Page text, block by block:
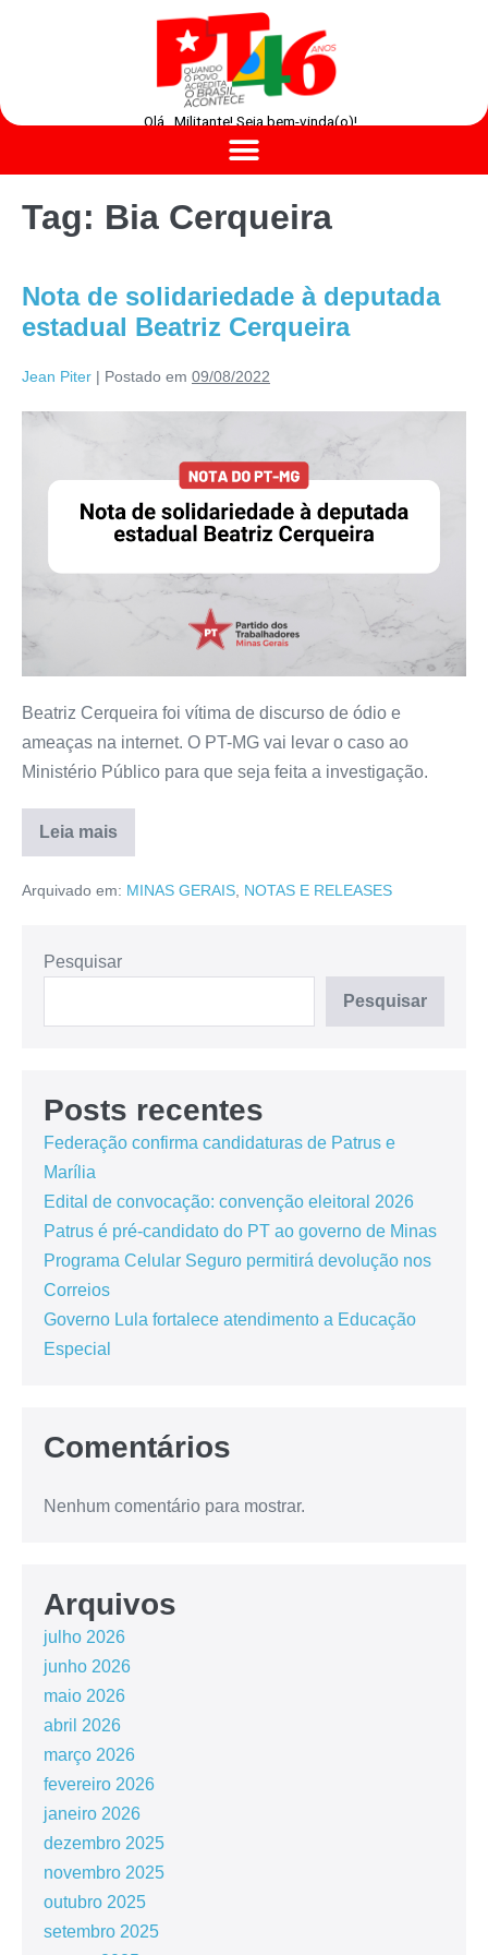
Olá , Militante! Seja bem-vinda(o)!
Tag: Bia Cerqueira
Nota de solidariedade à deputada
estadual Beatriz Cerqueira
Jean Piter | Postado em 09/08/2022
Beatriz Cerqueira foi vítima de discurso de ódio e
ameaças na internet. O PT-MG vai levar o caso ao
Ministério Público para que seja feita a investigação.
Leia mais
Arquivado em: MINAS GERAIS NOTAS E RELEASES
Pesquisar
Pesquisar
Posts recentes
Federação confirma candidaturas de Patrus e
Marília
Edital de convocação: convenção eleitoral 2026
Patrus é pré-candidato do PT ao governo de Minas
Programa Celular Seguro permitirá devolução nos
Correios
Governo Lula fortalece atendimento a Educação
Especial
Comentários
Nenhum comentário para mostrar.
Arquivos
julho 2026
junho 2026
maio 2026
abril 2026
março 2026
fevereiro 2026
janeiro 2026
dezembro 2025
novembro 2025
outubro 2025
setembro 2025